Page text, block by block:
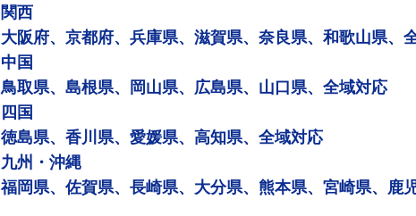
関西
大阪府、京都府、兵庫県、滋賀県、奈良県、和歌山県、
中国
鳥取県、島根県、岡山県、広島県、山口県、全域対応
四国
徳島県、香川県、愛媛県、高知県、全域対応
九州・沖縄
福岡県、佐賀県、長崎県、大分県、熊本県、宮崎県、鹿